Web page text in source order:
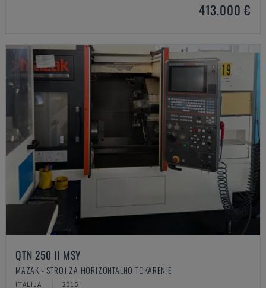
413.000 €
QTN 250 II MSY
MAZAK - STROJ ZA HORIZONTALNO TOKARENJE
ITALIJA 2015